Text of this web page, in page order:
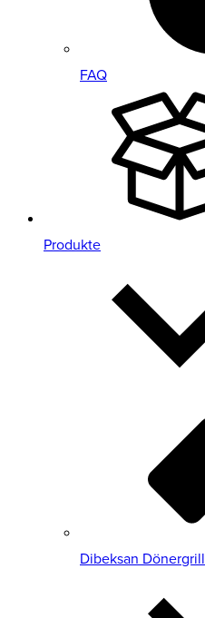
FAQ
Produkte
Dibeksan Dönergrill